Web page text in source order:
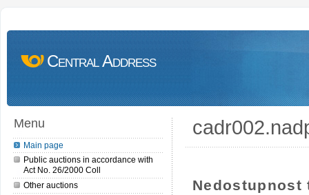
Central Address
Menu
Main page
Public auctions in accordance with
Act No. 26/2000 Coll
Other auctions
Nedostupnost